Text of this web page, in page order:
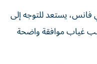
فانس، يستعد للتوجه إلى
غياب موافقة واضحة